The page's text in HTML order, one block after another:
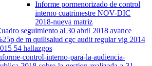
Informe pormenorizado de control
interno cuatrimestre NOV-DIC
2018-nueva matriz
seguimiento al 30 abril 2018 avance
de m quilisalud cgc audit regular vig 2014
54 hallazgos
control-interno-para-la-audiencia-